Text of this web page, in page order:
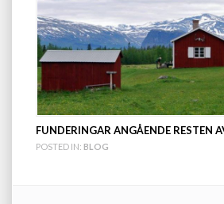
FUNDERINGAR ANGÅENDE RESTEN
POSTED IN: BLOG